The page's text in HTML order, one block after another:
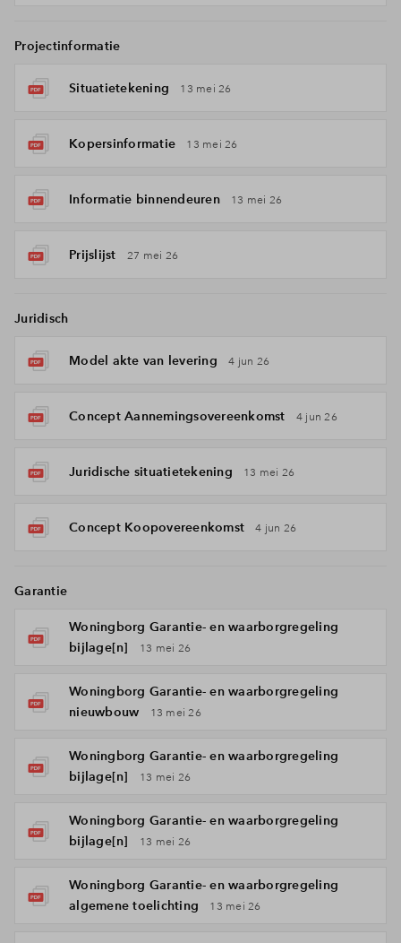
Projectinformatie
Situatietekening 13 mei 26
Kopersinformatie 13 mei 26
Informatie binnendeuren 13 mei 26
Prijslijst 27 mei 26
Juridisch
Model akte van levering 4 jun 26
Concept Aannemingsovereenkomst 4 jun 26
Juridische situatietekening 13 mei 26
Concept Koopovereenkomst 4 jun 26
Garantie
Woningborg Garantie- en waarborgregeling
bijlage[n]
13 mei 26
Woningborg Garantie- en waarborgregeling
nieuwbouw
13 mei 26
Woningborg Garantie- en waarborgregeling
bijlage[n]
13 mei 26
Woningborg Garantie- en waarborgregeling
bijlage[n]
13 mei 26
Woningborg Garantie- en waarborgregeling
algemene toelichting
13 mei 26